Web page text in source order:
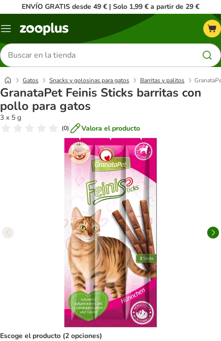
ENVÍO GRATIS desde 49 € | Solo 1,99 € a partir de 29 €
Menú
Buscar
productos
Gatos Snacks y golosinas para gatos Barritas y palitos
GranataPet Feinis Sticks barritas con
pollo para gatos
3 x 5 g
(0) Valora el producto
Escoge el producto (2 opciones)